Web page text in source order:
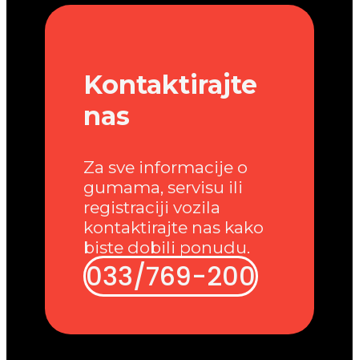
Kontaktirajte
nas
Za sve informacije o
gumama, servisu ili
registraciji vozila
kontaktirajte nas kako
biste dobili ponudu.
033/769-200